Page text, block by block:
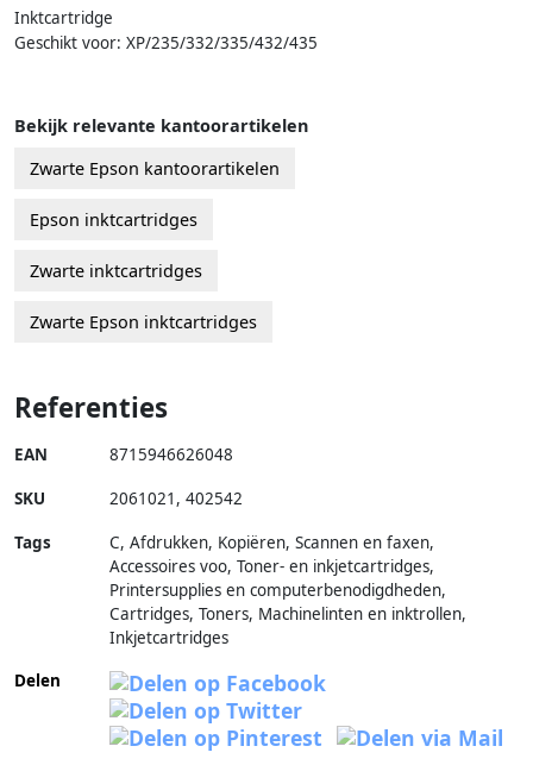
Inktcartridge
Geschikt voor: XP/235/332/335/432/435
Bekijk relevante kantoorartikelen
Zwarte Epson kantoorartikelen
Epson inktcartridges
Zwarte inktcartridges
Zwarte Epson inktcartridges
Referenties
EAN 8715946626048
SKU 2061021 , 402542
Tags
C, Afdrukken, Kopiëren, Scannen en faxen,
Accessoires voo, Toner- en inkjetcartridges,
Printersupplies en computerbenodigdheden,
Cartridges, Toners, Machinelinten en inktrollen,
Inkjetcartridges
Delen